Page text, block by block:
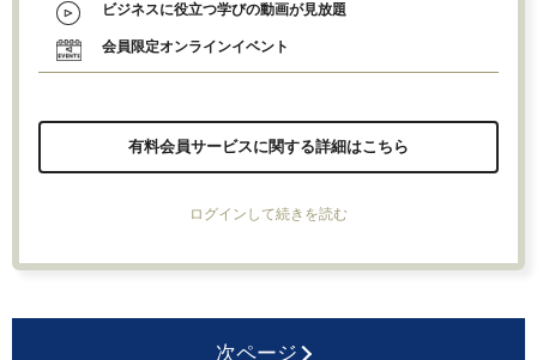
ビジネスに役立つ学びの動画が見放題
会員限定オンラインイベント
有料会員サービスに関する詳細はこちら
ログインして続きを読む
次ページ